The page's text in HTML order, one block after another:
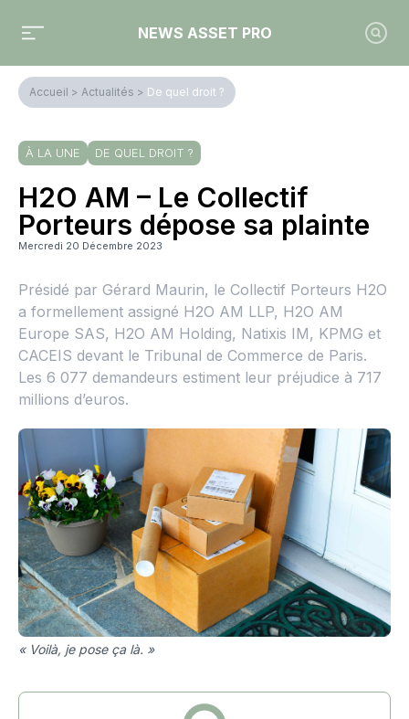
NEWS ASSET PRO
Accueil > Actualités > De quel droit ?
À LA UNE DE QUEL DROIT ?
H2O AM – Le Collectif
Porteurs dépose sa plainte
Mercredi 20 Décembre 2023
Présidé par Gérard Maurin, le Collectif Porteurs H2O
a formellement assigné H2O AM LLP, H2O AM
Europe SAS, H2O AM Holding, Natixis IM, KPMG et
CACEIS devant le Tribunal de Commerce de Paris.
Les 6 077 demandeurs estiment leur préjudice à 717
millions d’euros.
« Voilà, je pose ça là. »